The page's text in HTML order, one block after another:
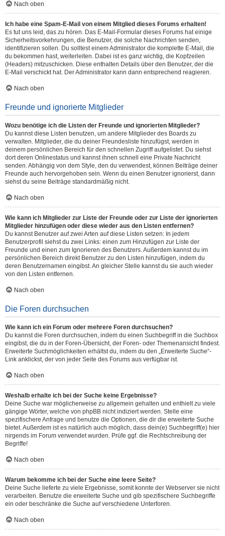
Nach oben
Ich habe eine Spam-E-Mail von einem Mitglied dieses Forums erhalten!
Es tut uns leid, das zu hören. Das E-Mail-Formular dieses Forums hat einige
Sicherheitsvorkehrungen, die Benutzer, die solche Nachrichten senden,
identifizieren sollen. Du solltest einem Administrator die komplette E-Mail, die
du bekommen hast, weiterleiten. Dabei ist es ganz wichtig, die Kopfzeilen
(Headers) mitzuschicken. Diese enthalten Details über den Benutzer, der die
E-Mail verschickt hat. Der Administrator kann dann entsprechend reagieren.
Nach oben
Freunde und ignorierte Mitglieder
Wozu benötige ich die Listen der Freunde und ignorierten Mitglieder?
Du kannst diese Listen benutzen, um andere Mitglieder des Boards zu
verwalten. Mitglieder, die du deiner Freundesliste hinzufügst, werden in
deinem persönlichen Bereich für den schnellen Zugriff aufgelistet. Du siehst
dort deren Onlinestatus und kannst ihnen schnell eine Private Nachricht
senden. Abhängig von dem Style, den du verwendest, können Beiträge deiner
Freunde auch hervorgehoben sein. Wenn du einen Benutzer ignorierst, dann
siehst du seine Beiträge standardmäßig nicht.
Nach oben
Wie kann ich Mitglieder zur Liste der Freunde oder zur Liste der ignorierten
Mitglieder hinzufügen oder diese wieder aus den Listen entfernen?
Du kannst Benutzer auf zwei Arten auf diese Listen setzen: In jedem
Benutzerprofil siehst du zwei Links: einen zum Hinzufügen zur Liste der
Freunde und einen zum Ignorieren des Benutzers. Außerdem kannst du im
persönlichen Bereich direkt Benutzer zu den Listen hinzufügen, indem du
deren Benutzernamen eingibst. An gleicher Stelle kannst du sie auch wieder
von den Listen entfernen.
Nach oben
Die Foren durchsuchen
Wie kann ich ein Forum oder mehrere Foren durchsuchen?
Du kannst die Foren durchsuchen, indem du einen Suchbegriff in die Suchbox
eingibst, die du in der Foren-Übersicht, der Foren- oder Themenansicht findest.
Erweiterte Suchmöglichkeiten erhältst du, indem du den „Erweiterte Suche“-
Link anklickst, der von jeder Seite des Forums aus verfügbar ist.
Nach oben
Weshalb erhalte ich bei der Suche keine Ergebnisse?
Deine Suche war möglicherweise zu allgemein gehalten und enthielt zu viele
gängige Wörter, welche von phpBB nicht indiziert werden. Stelle eine
spezifischere Anfrage und benutze die Optionen, die dir die erweiterte Suche
bietet. Außerdem ist es natürlich auch möglich, dass dein(e) Suchbegriff(e) hier
nirgends im Forum verwendet wurden. Prüfe ggf. die Rechtschreibung der
Begriffe!
Nach oben
Warum bekomme ich bei der Suche eine leere Seite?
Deine Suche lieferte zu viele Ergebnisse, somit konnte der Webserver sie nicht
verarbeiten. Benutze die erweiterte Suche und gib spezifischere Suchbegriffe
ein oder beschränke die Suche auf verschiedene Unterforen.
Nach oben